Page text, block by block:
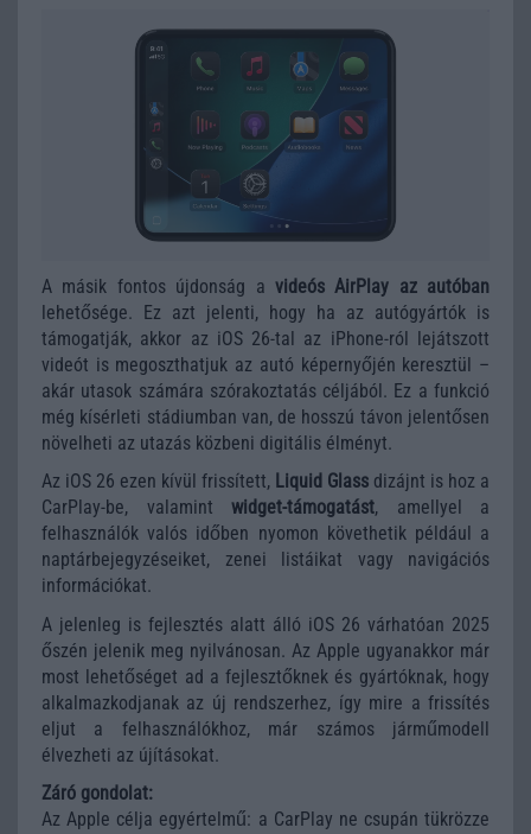
A másik fontos újdonság a videós AirPlay az autóban
lehetősége. Ez azt jelenti, hogy ha az autógyártók is
támogatják, akkor az iOS 26-tal az iPhone-ról lejátszott
videót is megoszthatjuk az autó képernyőjén keresztül –
akár utasok számára szórakoztatás céljából. Ez a funkció
még kísérleti stádiumban van, de hosszú távon jelentősen
növelheti az utazás közbeni digitális élményt.
Az iOS 26 ezen kívül frissített, Liquid Glass dizájnt is hoz a
CarPlay-be, valamint widget-támogatást, amellyel a
felhasználók valós időben nyomon követhetik például a
naptárbejegyzéseiket, zenei listáikat vagy navigációs
információkat.
A jelenleg is fejlesztés alatt álló iOS 26 várhatóan 2025
őszén jelenik meg nyilvánosan. Az Apple ugyanakkor már
most lehetőséget ad a fejlesztőknek és gyártóknak, hogy
alkalmazkodjanak az új rendszerhez, így mire a frissítés
eljut a felhasználókhoz, már számos járműmodell
élvezheti az újításokat.
Záró gondolat:
Az Apple célja egyértelmű: a CarPlay ne csupán tükrözze